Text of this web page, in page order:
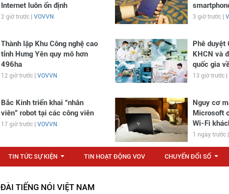
Internet luôn ổn định
2 giờ trước | VOVVN 3 giờ trước |
Thành lập Khu Công nghệ cao
tỉnh Hưng Yên quy mô hơn
496ha
12 giờ trước | VOVVN
Phê duyệt
KHCN và
quốc gia
13 giờ trước |
Bắc Kinh triển khai “nhân
viên” robot tại các công viên
17 giờ trước | VOVVN
Nguy cơ
Microsoft
Wi-Fi
1 ngày trước |
TIN TỨC SỰ KIỆN TIN HOẠT ĐỘNG VOV CHUYỂN ĐỔI SỐ
ĐÀI TIẾNG NÓI VIỆT NAM